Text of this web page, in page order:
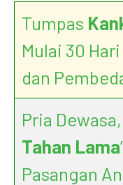
Tumpas
Mulai 30
dan
Pria
Tahan Lama
Pasangan